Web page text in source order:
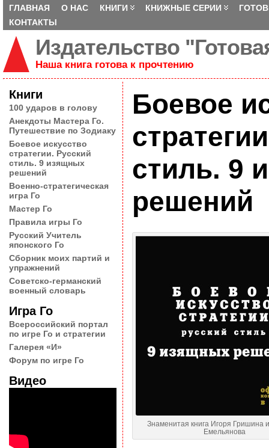
ГЛАВНАЯ О НАС КНИГИ КНИЖНЫЕ СЕРИИ
КОНТАКТЫ
Издательство
Наша книга готова к прочтению
Книги
100 ударов в голову
Анекдоты Мастера Го.
Путешествие по Зодиаку
Боевое искусство
стратегии. Русский
стиль. 9 изящных
решений
Военно-стратегическая
игра Го
Мастер Го
Правила игры Го
Русский Учитель
японского Го
Сборник моих партий и
упражнений
Советско-германский
военный словарь
Игра Го
Всероссийский портал
по игре Го и стратегии
Галерея «И»
Форум по игре Го
Видео
Боевое
стиль. 9
решений
Знаменитая книга Игоря Гришина
Емельянова